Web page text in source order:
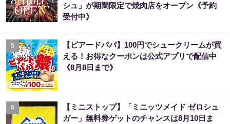
シュ」が期間限定で焼肉店をオープン《予約
受付中》
5
【ビアードパパ】100円でシュークリームが買
える！お得なクーポンは公式アプリで配信中
《8月8日まで》
6
【ミニストップ】「ミニッツメイド ゼロシュ
ガー」無料券ゲットのチャンスは8月10日ま